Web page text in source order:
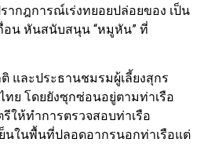
ากฎการณ์เร่งทยอยปล่อยของ เป็น
อน หันสนับสนุน “หมูหัน” ที่
และประธานชมรมผู้เลี้ยงสุกร
ทย โดยยังซุกซ่อนอยู่ตามท่าเรือ
ให้ทำการตรวจสอบท่าเรือ
นในพื้นที่ปลอดอากรนอกท่าเรือแต่